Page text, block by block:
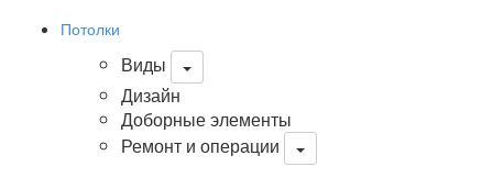
Потолки
Виды
Дизайн
Доборные элементы
Ремонт и операции